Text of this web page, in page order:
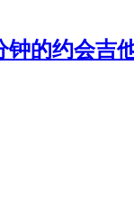
钟的约会吉